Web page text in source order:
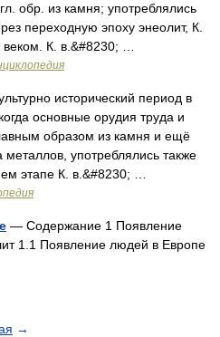
обр. из камня; употреблялись
переходную эпоху энеолит, К.
К. в.&#8230; …
исторический период в
основные орудия труда и
образом из камня и ещё
металлов, употреблялись также
этапе К. в.&#8230; …
— Содержание 1 Появление
1.1 Появление людей в Европе
→